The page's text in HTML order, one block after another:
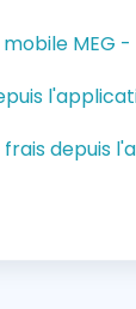
MEG
depuis